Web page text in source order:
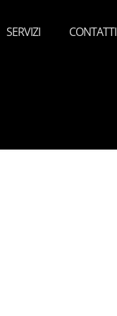
SERVIZI CONTATTI